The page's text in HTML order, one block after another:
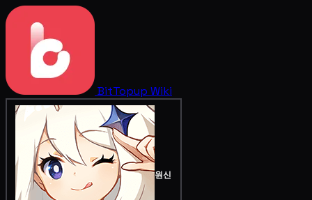
BitTopup Wiki
원신